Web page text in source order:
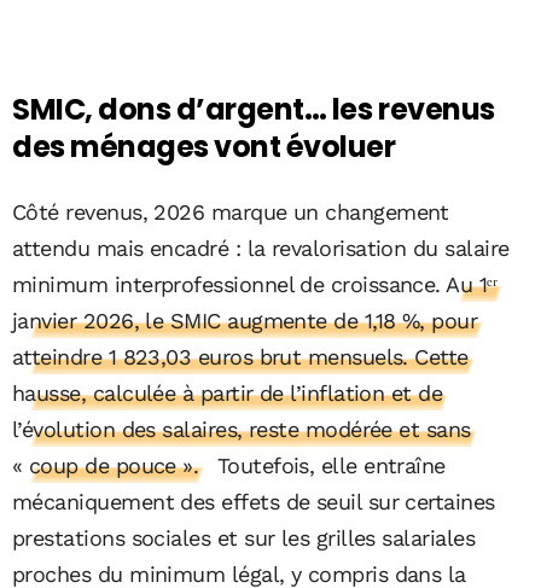
SMIC, dons d’argent… les revenus
des ménages vont évoluer
Côté revenus, 2026 marque un changement
attendu mais encadré : la revalorisation du salaire
minimum interprofessionnel de croissance. Au 1ᵉʳ
janvier 2026, le SMIC augmente de 1,18 %, pour
atteindre 1 823,03 euros brut mensuels. Cette
hausse, calculée à partir de l’inflation et de
l’évolution des salaires, reste modérée et sans
« coup de pouce ».
Toutefois, elle entraîne
mécaniquement des effets de seuil sur certaines
prestations sociales et sur les grilles salariales
proches du minimum légal, y compris dans la